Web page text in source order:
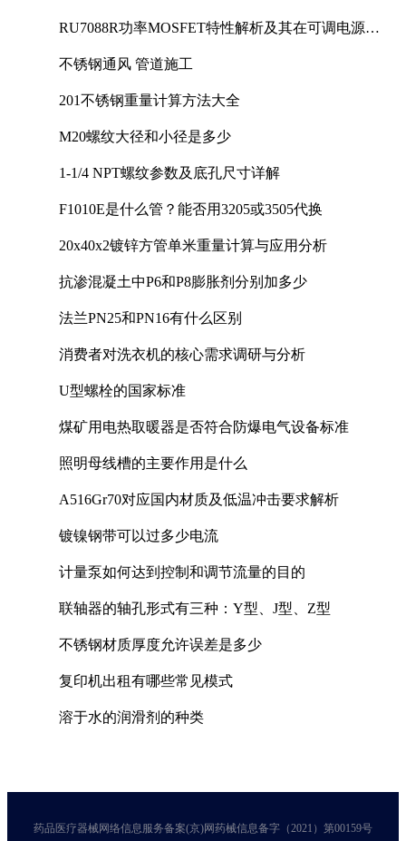
RU7088R功率MOSFET特性解析及其在可调电源设
不锈钢通风 管道施工
201不锈钢重量计算方法大全
M20螺纹大径和小径是多少
1-1/4 NPT螺纹参数及底孔尺寸详解
F1010E是什么管？能否用3205或3505代换
20x40x2镀锌方管单米重量计算与应用分析
抗渗混凝土中P6和P8膨胀剂分别加多少
法兰PN25和PN16有什么区别
消费者对洗衣机的核心需求调研与分析
U型螺栓的国家标准
煤矿用电热取暖器是否符合防爆电气设备标准
照明母线槽的主要作用是什么
A516Gr70对应国内材质及低温冲击要求解析
镀镍钢带可以过多少电流
计量泵如何达到控制和调节流量的目的
联轴器的轴孔形式有三种：Y型、J型、Z型
不锈钢材质厚度允许误差是多少
复印机出租有哪些常见模式
溶于水的润滑剂的种类
药品医疗器械网络信息服务备案(京)网药械信息备字（2021）第00159号